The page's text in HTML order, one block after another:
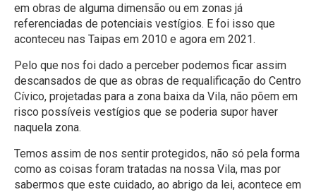
em obras de alguma dimensão ou em zonas já
referenciadas de potenciais vestígios. E foi isso que
aconteceu nas Taipas em 2010 e agora em 2021.
Pelo que nos foi dado a perceber podemos ficar assim
descansados de que as obras de requalificação do Centro
Cívico, projetadas para a zona baixa da Vila, não põem em
risco possíveis vestígios que se poderia supor haver
naquela zona.
Temos assim de nos sentir protegidos, não só pela forma
como as coisas foram tratadas na nossa Vila, mas por
sabermos que este cuidado, ao abrigo da lei, acontece em